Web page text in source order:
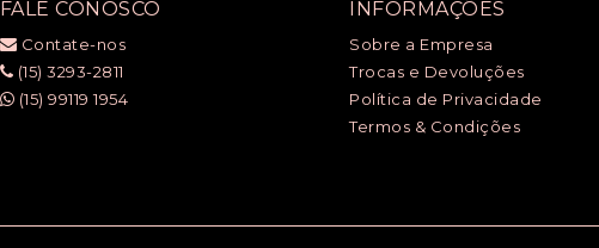
FALE CONOSCO
Contate-nos
(15) 3293-2811
(15) 99119 1954
INFORMAÇÕES
Sobre a Empresa
Trocas e Devoluções
Política de Privacidade
Termos & Condições